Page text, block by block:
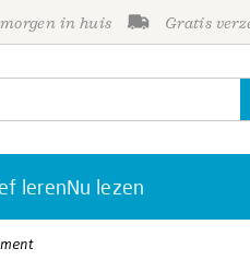
in huis Gratis
lerenNu lezen